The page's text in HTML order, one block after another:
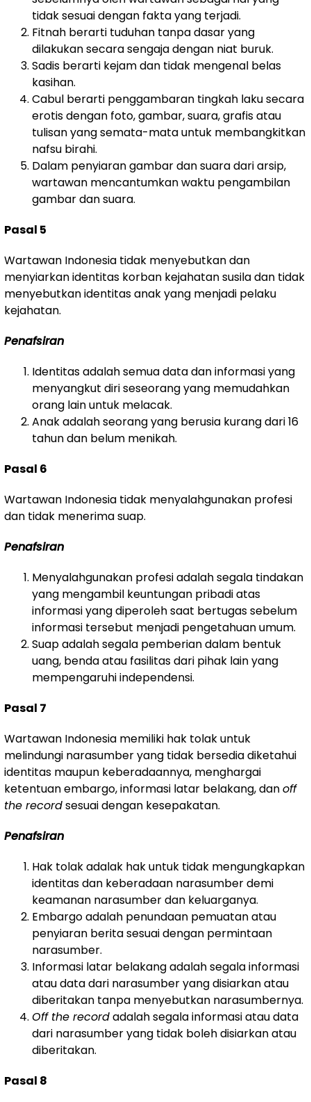
tidak sesuai dengan fakta yang terjadi.
Fitnah berarti tuduhan tanpa dasar yang
dilakukan secara sengaja dengan niat buruk.
Sadis berarti kejam dan tidak mengenal belas
kasihan.
Cabul berarti penggambaran tingkah laku secara
erotis dengan foto, gambar, suara, grafis atau
tulisan yang semata-mata untuk membangkitkan
nafsu birahi.
Dalam penyiaran gambar dan suara dari arsip,
wartawan mencantumkan waktu pengambilan
gambar dan suara.
Pasal 5
Wartawan Indonesia tidak menyebutkan dan
menyiarkan identitas korban kejahatan susila dan tidak
menyebutkan identitas anak yang menjadi pelaku
kejahatan.
Penafsiran
Identitas adalah semua data dan informasi yang
menyangkut diri seseorang yang memudahkan
orang lain untuk melacak.
Anak adalah seorang yang berusia kurang dari 16
tahun dan belum menikah.
Pasal 6
Wartawan Indonesia tidak menyalahgunakan profesi
dan tidak menerima suap.
Penafsiran
Menyalahgunakan profesi adalah segala tindakan
yang mengambil keuntungan pribadi atas
informasi yang diperoleh saat bertugas sebelum
informasi tersebut menjadi pengetahuan umum.
Suap adalah segala pemberian dalam bentuk
uang, benda atau fasilitas dari pihak lain yang
mempengaruhi independensi.
Pasal 7
Wartawan Indonesia memiliki hak tolak untuk
melindungi narasumber yang tidak bersedia diketahui
identitas maupun keberadaannya, menghargai
ketentuan embargo, informasi latar belakang, danoff
the recordsesuai dengan kesepakatan.
Penafsiran
Hak tolak adalak hak untuk tidak mengungkapkan
identitas dan keberadaan narasumber demi
keamanan narasumber dan keluarganya.
Embargo adalah penundaan pemuatan atau
penyiaran berita sesuai dengan permintaan
narasumber.
Informasi latar belakang adalah segala informasi
atau data dari narasumber yang disiarkan atau
diberitakan tanpa menyebutkan narasumbernya.
Off the recordadalah segala informasi atau data
dari narasumber yang tidak boleh disiarkan atau
diberitakan.
Pasal 8